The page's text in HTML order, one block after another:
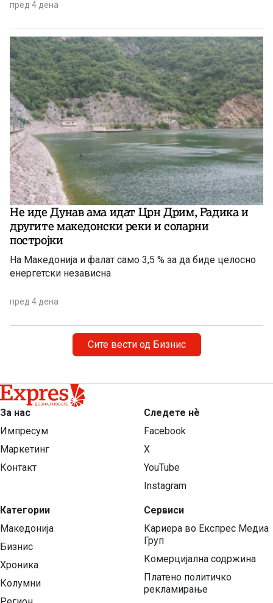
пред 4 дена
Не иде Дунав ама идат Црн Дрим, Радика и
другите македонски реки и соларни
постројки
На Македонија и фалат само 3,5 % за да биде целосно
енергетски независна
пред 4 дена
Сите вести од Бизнис
За нас
Импресум
Маркетинг
Контакт
Категории
Македонија
Бизнис
Хроника
Колумни
Следете нѐ
Facebook
X
YouTube
Instagram
Сервиси
Кариера во Експрес Медиа
Груп
Комерцијална содржина
Платено политичко
рекламирање